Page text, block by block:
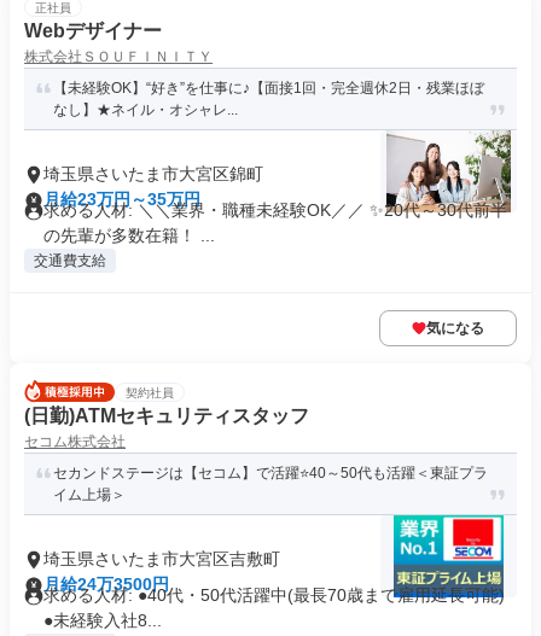
正社員
Webデザイナー
株式会社ＳＯＵＦＩＮＩＴＹ
【未経験OK】“好き”を仕事に♪【面接1回・完全週休2日・残業ほぼ
なし】★ネイル・オシャレ...
埼玉県さいたま市大宮区錦町
月給23万円～35万円
求める人材: ＼＼業界・職種未経験OK／／ ✨20代～30代前半
の先輩が多数在籍！ ...
交通費支給
気になる
契約社員
(日勤)ATMセキュリティスタッフ
セコム株式会社
セカンドステージは【セコム】で活躍⭐️40～50代も活躍＜東証プラ
イム上場＞
埼玉県さいたま市大宮区吉敷町
月給24万3500円
求める人材: ●40代・50代活躍中(最長70歳まで雇用延長可能)
●未経験入社8...